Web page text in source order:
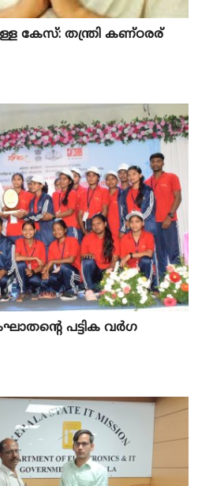
കേസ്: തന്ത്രി കണ്ഠരര്
​പട്ടിക വർ​ഗ